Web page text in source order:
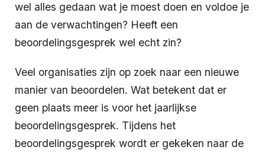
wel alles gedaan wat je moest doen en voldoe je
aan de verwachtingen? Heeft een
beoordelingsgesprek wel echt zin?
Veel organisaties zijn op zoek naar een nieuwe
manier van beoordelen. Wat betekent dat er
geen plaats meer is voor het jaarlijkse
beoordelingsgesprek. Tijdens het
beoordelingsgesprek wordt er gekeken naar de